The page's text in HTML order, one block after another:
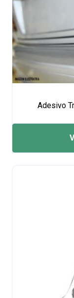
Adesivo